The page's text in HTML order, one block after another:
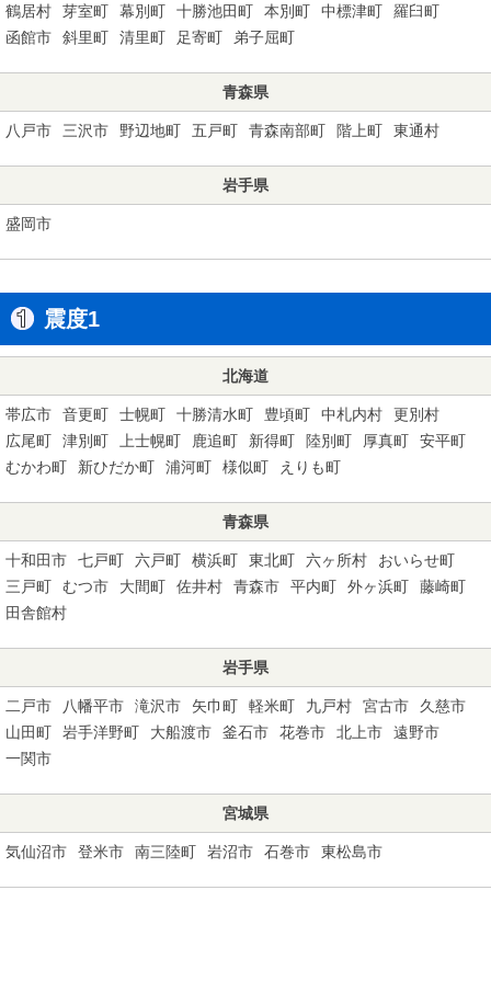
鶴居村 芽室町 幕別町 十勝池田町 本別町 中標津町
羅臼町
函館市
斜里町 清里町 足寄町 弟子屈町
青森県
八戸市 三沢市 野辺地町 五戸町 青森南部町 階上町 東通村
岩手県
盛岡市
震度1
北海道
帯広市 音更町 士幌町 十勝清水町 豊頃町 中札内村
更別村
広尾町
津別町 上士幌町 鹿追町 新得町 陸別町 厚真町
安平町
むかわ町
新ひだか町 浦河町 様似町 えりも町
青森県
十和田市 七戸町 六戸町 横浜町 東北町 六ヶ所村
おいらせ町
三戸町
むつ市 大間町 佐井村 青森市 平内町 外ヶ浜町
藤崎町
田舎館村
岩手県
二戸市 八幡平市 滝沢市 矢巾町 軽米町 九戸村 宮古市
久慈市
山田町
岩手洋野町 大船渡市 釜石市 花巻市 北上市
遠野市
一関市
宮城県
気仙沼市 登米市 南三陸町 岩沼市 石巻市 東松島市